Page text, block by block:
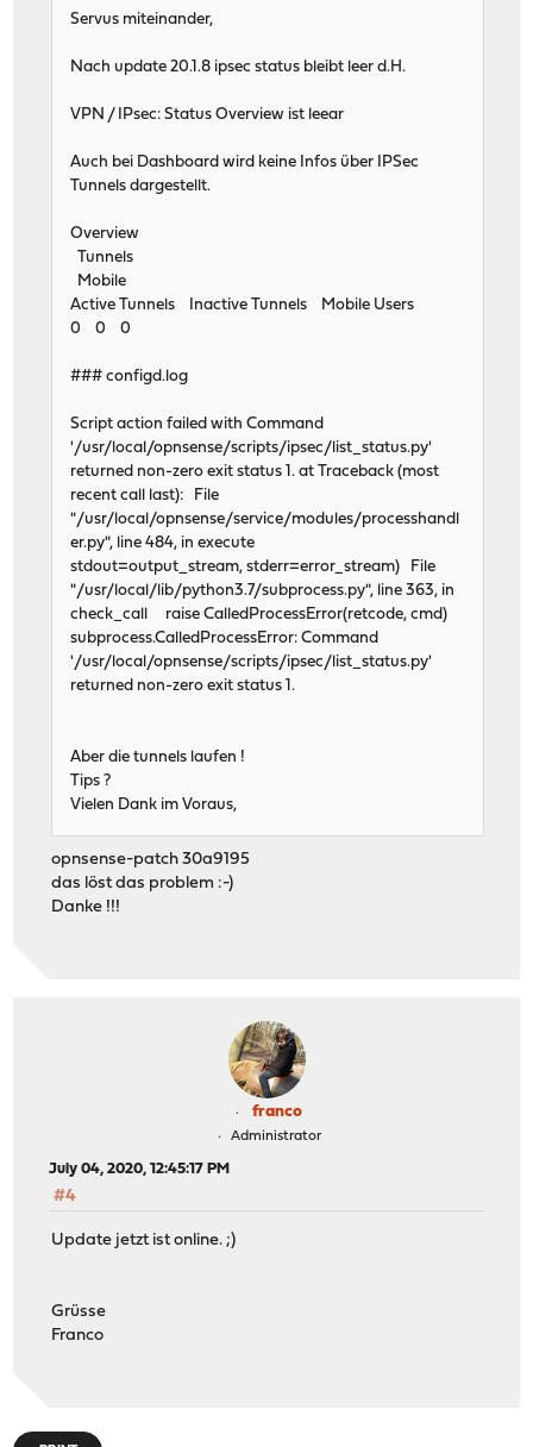
Servus miteinander,
Nach update 20.1.8 ipsec status bleibt leer d.H.
VPN / IPsec: Status Overview ist leear
Auch bei Dashboard wird keine Infos über IPSec
Tunnels dargestellt.
Overview
Tunnels
Mobile
Active Tunnels Inactive Tunnels Mobile Users
0 0 0
### configd.log
Script action failed with Command
'/usr/local/opnsense/scripts/ipsec/list_status.py'
returned non-zero exit status 1. at Traceback (most
recent call last): File
"/usr/local/opnsense/service/modules/processhandl
er.py", line 484, in execute
stdout=output_stream, stderr=error_stream) File
"/usr/local/lib/python3.7/subprocess.py", line 363, in
check_call raise CalledProcessError(retcode, cmd)
subprocess.CalledProcessError: Command
'/usr/local/opnsense/scripts/ipsec/list_status.py'
returned non-zero exit status 1.
Aber die tunnels laufen !
Tips ?
Vielen Dank im Voraus,
opnsense-patch 30a9195
das löst das problem :-)
Danke !!!
franco
Administrator
July 04, 2020, 12:45:17 PM
#4
Update jetzt ist online. ;)
Grüsse
Franco